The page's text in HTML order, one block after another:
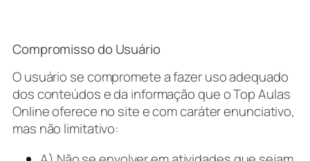
Compromisso do Usuário
O usuário se compromete a fazer uso adequado
dos conteúdos e da informação que o Top Aulas
Online oferece no site e com caráter enunciativo,
mas não limitativo: